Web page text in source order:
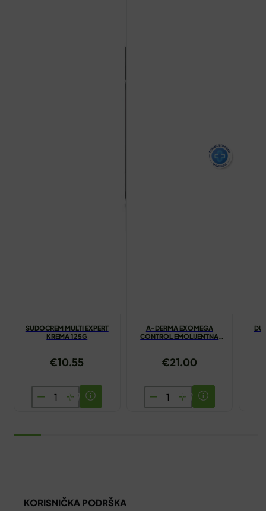
SUDOCREM MULTI EXPERT
KREMA 125G
€10.55
SUDOCREM
MULTI
A-DERMA EXOMEGA
CONTROL EMOLIJENTNA
€21.00
A-
DERMA
KORISNIČKA PODRŠKA